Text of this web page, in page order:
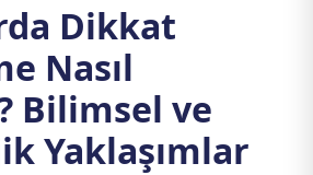
Dikkat
Nasıl
Bilimsel ve
Yaklaşımlar